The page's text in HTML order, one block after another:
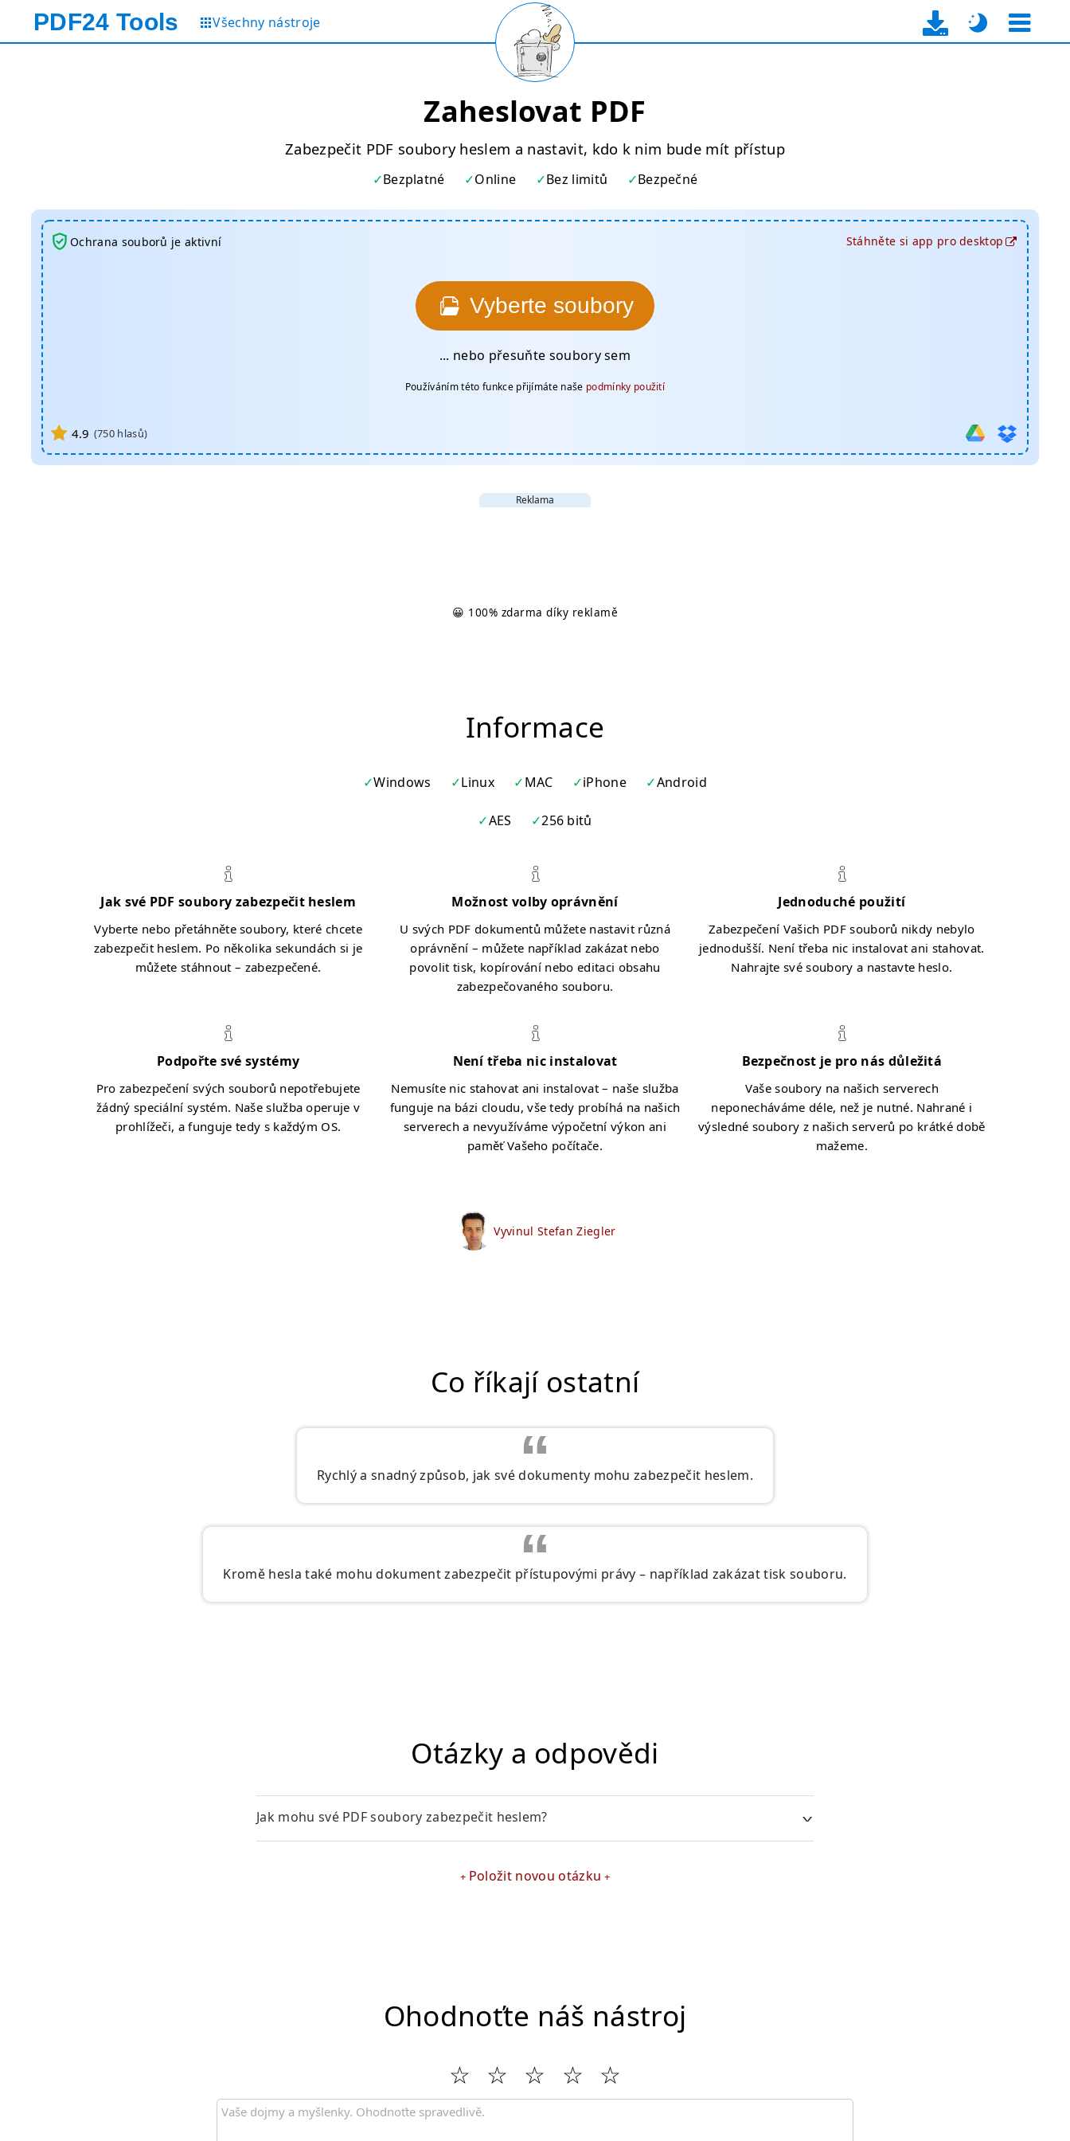
PDF24 Tools Všechny nástroje
Zaheslovat PDF
Zabezpečit PDF soubory heslem a nastavit, kdo k nim bude mít přístup
Bezplatné Online Bez limitů Bezpečné
Vyberte soubory
... nebo přesuňte soubory sem
Používáním této funkce přijímáte naše podmínky použití
4.9 (750 hlasů)
Stáhněte si app pro desktop
Ochrana souborů je aktivní
Reklama
😀 100% zdarma díky reklamě
Informace
Windows Linux MAC iPhone Android
AES 256 bitů
Jak své PDF soubory zabezpečit heslem
Vyberte nebo přetáhněte soubory, které chcete
zabezpečit heslem. Po několika sekundách si je
můžete stáhnout – zabezpečené.
Možnost volby oprávnění
U svých PDF dokumentů můžete nastavit různá
oprávnění – můžete například zakázat nebo
povolit tisk, kopírování nebo editaci obsahu
zabezpečovaného souboru.
Jednoduché použití
Zabezpečení Vašich PDF souborů nikdy nebylo
jednodušší. Není třeba nic instalovat ani stahovat.
Nahrajte své soubory a nastavte heslo.
Podpořte své systémy
Pro zabezpečení svých souborů nepotřebujete
žádný speciální systém. Naše služba operuje v
prohlížeči, a funguje tedy s každým OS.
Není třeba nic instalovat
Nemusíte nic stahovat ani instalovat – naše služba
funguje na bázi cloudu, vše tedy probíhá na našich
serverech a nevyužíváme výpočetní výkon ani
paměť Vašeho počítače.
Bezpečnost je pro nás důležitá
Vaše soubory na našich serverech
neponecháváme déle, než je nutné. Nahrané i
výsledné soubory z našich serverů po krátké době
mažeme.
Vyvinul Stefan Ziegler
Co říkají ostatní
Rychlý a snadný způsob, jak své dokumenty mohu zabezpečit heslem.
Kromě hesla také mohu dokument zabezpečit přístupovými právy – například zakázat tisk souboru.
Otázky a odpovědi
Jak mohu své PDF soubory zabezpečit heslem?
Položit novou otázku
Ohodnoťte náš nástroj